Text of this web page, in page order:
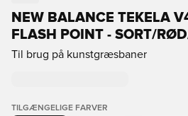
NEW BALANCE TEKELA
FLASH POINT - SORT/
Til brug på kunstgræsbaner
TILGÆNGELIGE FARVER